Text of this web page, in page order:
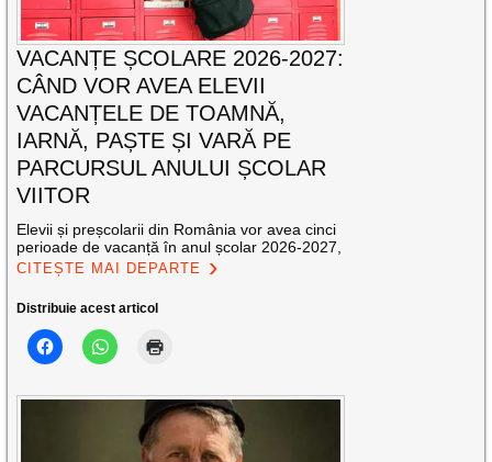
VACANȚE ȘCOLARE 2026-2027:
CÂND VOR AVEA ELEVII
VACANȚELE DE TOAMNĂ,
IARNĂ, PAȘTE ȘI VARĂ PE
PARCURSUL ANULUI ȘCOLAR
VIITOR
Elevii și preșcolarii din România vor avea cinci
perioade de vacanță în anul școlar 2026-2027,
CITEȘTE MAI DEPARTE
Distribuie acest articol